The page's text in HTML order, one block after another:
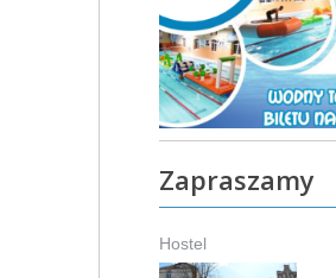
Zapraszamy
Hostel